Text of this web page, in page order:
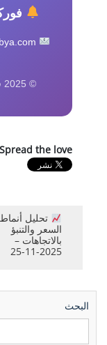
© 2025 فوركس ليبيا – جميع الحقوق محفوظة
Spread the love
تحليل أنماط
السعر والتنبؤ
بالاتجاهات –
2025-11-25
البحث